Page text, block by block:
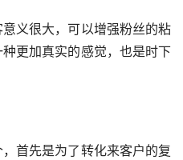
义很大，可以增强粉丝的粘
更加真实的感觉，也是时下
首先是为了转化来客户的复